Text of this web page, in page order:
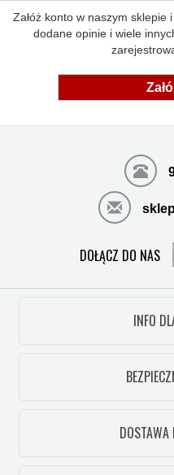
Załóż konto w naszym sklepie
dodane opinie i wiele
DOŁĄCZ DO NAS
INFO
DOSTAWA